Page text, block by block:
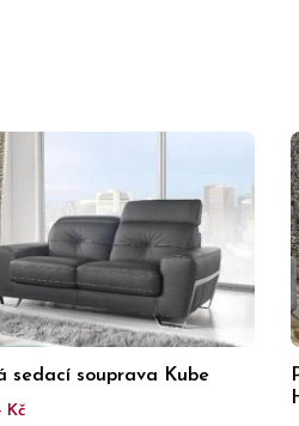
sedací souprava Kube
Kč